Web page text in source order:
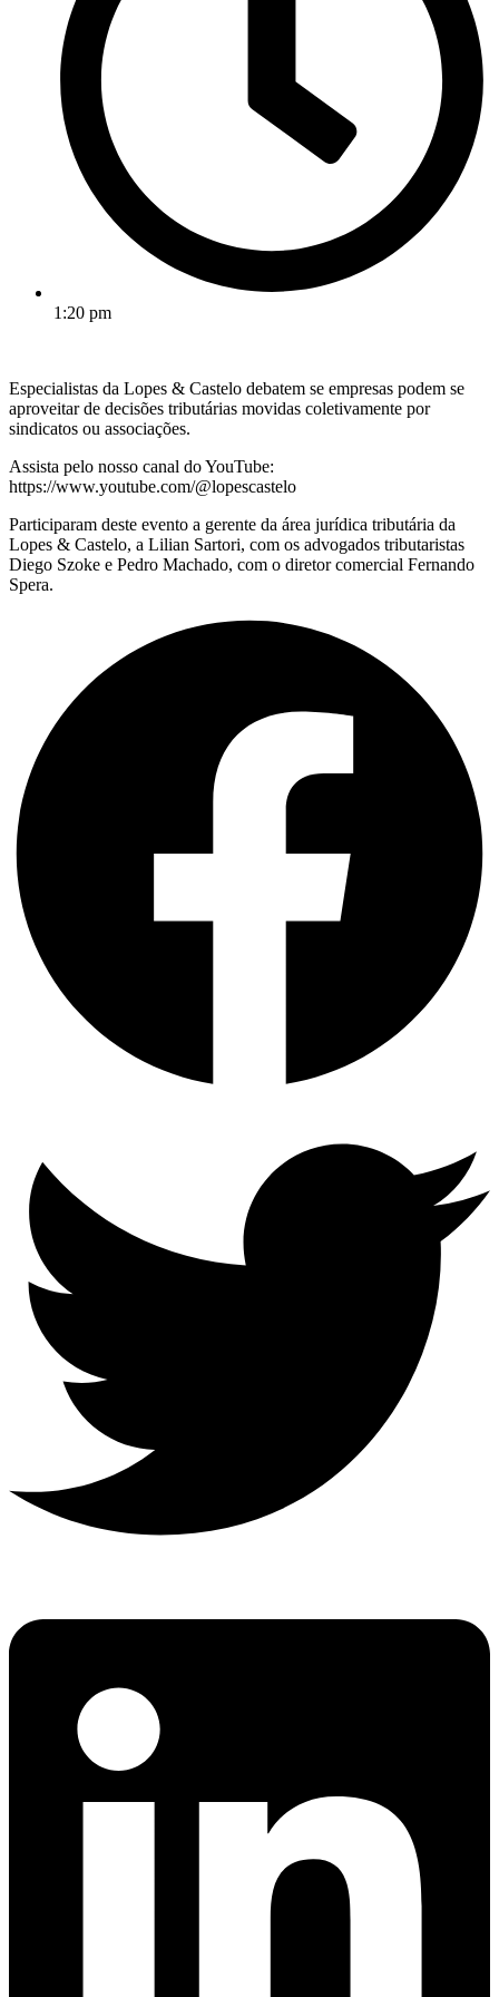
1:20 pm
Especialistas da Lopes & Castelo debatem se empresas podem se
aproveitar de decisões tributárias movidas coletivamente por
sindicatos ou associações.
Assista pelo nosso canal do YouTube:
https://www.youtube.com/@lopescastelo
Participaram deste evento a gerente da área jurídica tributária da
Lopes & Castelo, a Lilian Sartori, com os advogados tributaristas
Diego Szoke e Pedro Machado, com o diretor comercial Fernando
Spera.